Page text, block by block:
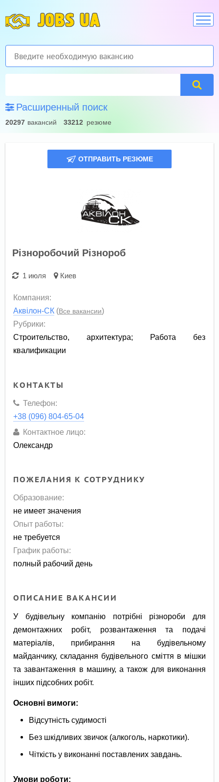
JOBS UA
Расширенный поиск
20297 вакансий 33212 резюме
ОТПРАВИТЬ РЕЗЮМЕ
Різноробочий Різнороб
1 июля Киев
Компания:
Аквілон-СК (Все вакансии)
Рубрики:
Строительство, архитектура; Работа без
квалификации
КОНТАКТЫ
Телефон:
+38 (096) 804-65-04
Контактное лицо:
Олександр
ПОЖЕЛАНИЯ К СОТРУДНИКУ
Образование:
не имеет значения
Опыт работы:
не требуется
График работы:
полный рабочий день
ОПИСАНИЕ ВАКАНСИИ
У будівельну компанію потрібні різнороби для
демонтажних робіт, розвантаження та подачі
матеріалів, прибирання на будівельному
майданчику, складання будівельного сміття в мішки
та завантаження в машину, а також для виконання
інших підсобних робіт.
Основні вимоги:
Відсутність судимості
Без шкідливих звичок (алкоголь, наркотики).
Чіткість у виконанні поставлених завдань.
Умови роботи: